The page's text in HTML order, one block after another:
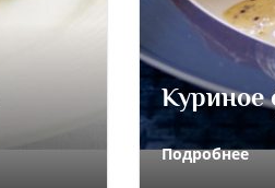
Куриное
Подробнее